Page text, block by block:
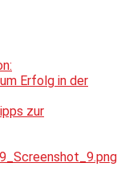
Erfolg in der
zur